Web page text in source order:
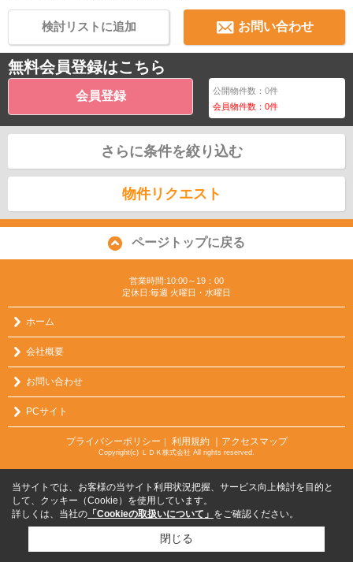
お問い合わせ
検討リストに追加
無料会員登録はこちら
会員登録 公開物件数：0件
会員物件数：0件
さらに条件を絞り込む
物件リクエスト
ページトップに戻る
営業時間:10:00～19：00
定休日:毎週 火曜日・水曜日
ホーム
会社概要
お問い合わせ
PCサイト
プライバシーポリシー ｜ 利用規約 ｜アクセスマップ
Copyright(c) ＬＤＫ株式会社 All rights reserved.
当サイトでは、お客様の当サイト利用状況把握、サービス向上検討を目的と
して、クッキー（Cookie）を使用しています。
詳しくは、当社の 「Cookieの取扱いについて」 をご確認ください。
閉じる